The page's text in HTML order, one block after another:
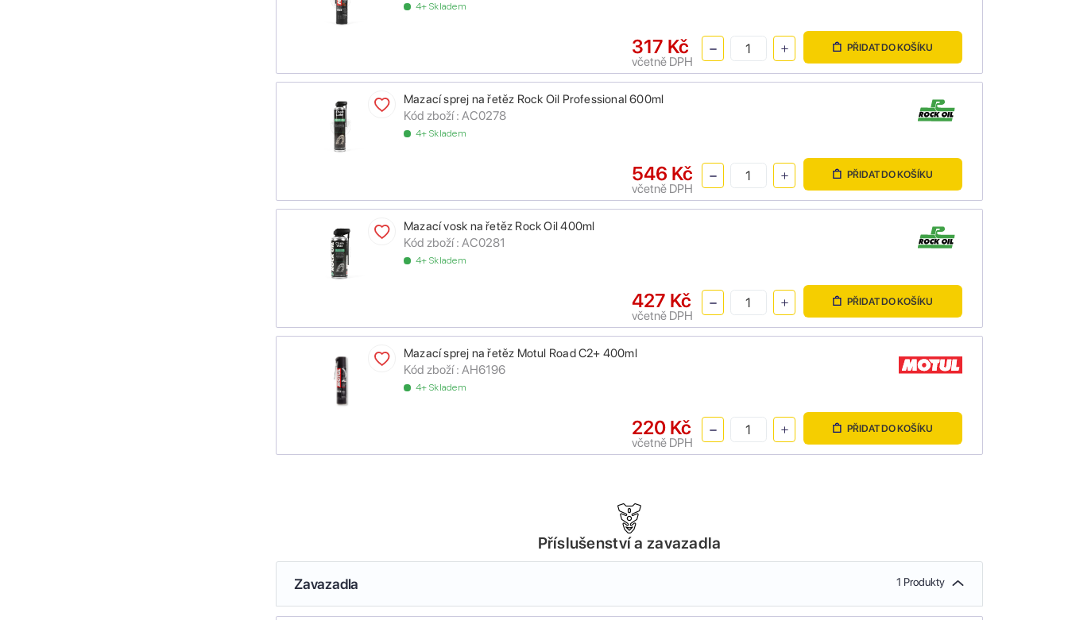
4+ Skladem
317 Kč
včetně DPH
PŘIDAT DO KOŠÍKU
Mazací sprej na řetěz Rock Oil Professional 600ml
Kód zboží : AC0278
4+ Skladem
546 Kč
včetně DPH
PŘIDAT DO KOŠÍKU
Mazací vosk na řetěz Rock Oil 400ml
Kód zboží : AC0281
4+ Skladem
427 Kč
včetně DPH
PŘIDAT DO KOŠÍKU
Mazací sprej na řetěz Motul Road C2+ 400ml
Kód zboží : AH6196
4+ Skladem
220 Kč
včetně DPH
PŘIDAT DO KOŠÍKU
Příslušenství a zavazadla
Zavazadla 1 Produkty